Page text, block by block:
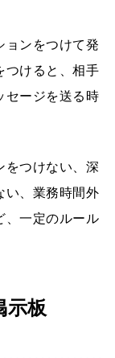
ョンをつけて発
つけると、相手
セージを送る時
をつけない、深
い、業務時間外
、一定のルール
示板